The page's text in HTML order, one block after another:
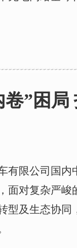
卷”困
有限公司国
面对复杂严
型及生态协